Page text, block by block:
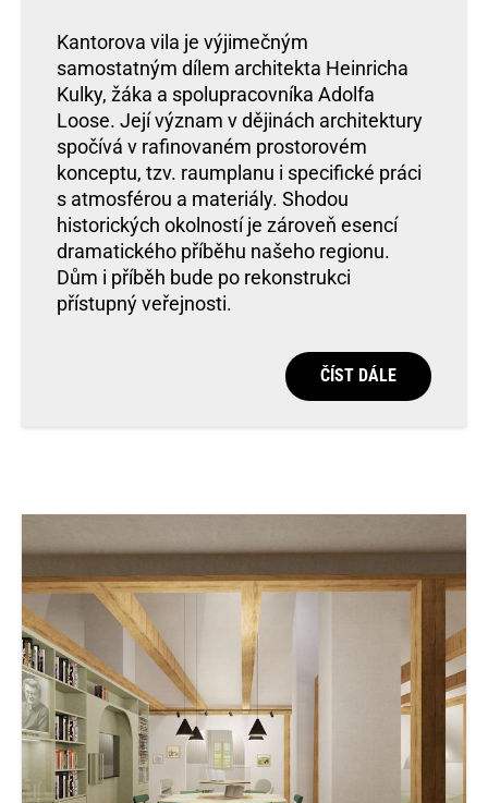
Kantorova vila je výjimečným
samostatným dílem architekta Heinricha
Kulky, žáka a spolupracovníka Adolfa
Loose. Její význam v dějinách architektury
spočívá v rafinovaném prostorovém
konceptu, tzv. raumplanu i specifické práci
s atmosférou a materiály. Shodou
historických okolností je zároveň esencí
dramatického příběhu našeho regionu.
Dům i příběh bude po rekonstrukci
přístupný veřejnosti.
ČÍST DÁLE